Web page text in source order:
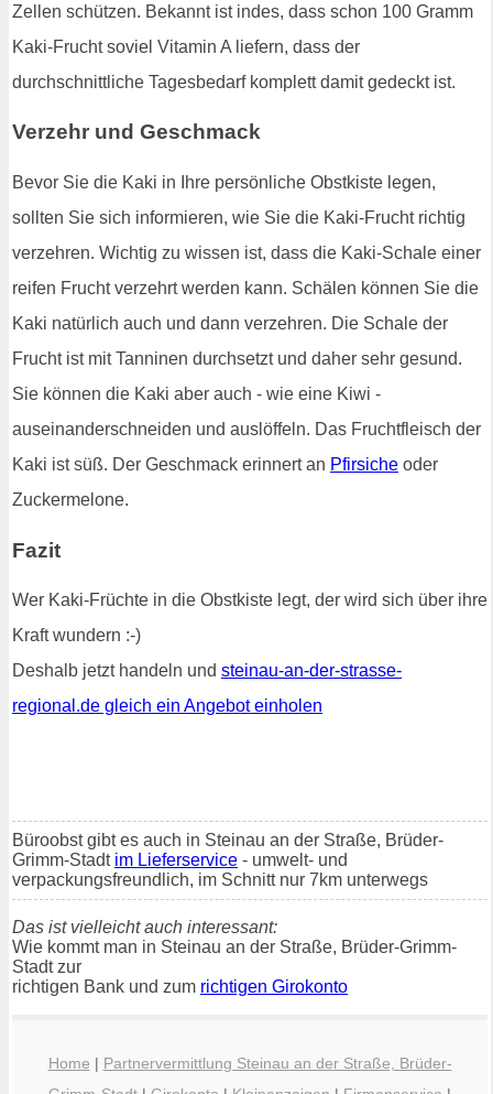
Zellen schützen. Bekannt ist indes, dass schon 100 Gramm
Kaki-Frucht soviel Vitamin A liefern, dass der
durchschnittliche Tagesbedarf komplett damit gedeckt ist.
Verzehr und Geschmack
Bevor Sie die Kaki in Ihre persönliche Obstkiste legen,
sollten Sie sich informieren, wie Sie die Kaki-Frucht richtig
verzehren. Wichtig zu wissen ist, dass die Kaki-Schale einer
reifen Frucht verzehrt werden kann. Schälen können Sie die
Kaki natürlich auch und dann verzehren. Die Schale der
Frucht ist mit Tanninen durchsetzt und daher sehr gesund.
Sie können die Kaki aber auch - wie eine Kiwi -
auseinanderschneiden und auslöffeln. Das Fruchtfleisch der
Kaki ist süß. Der Geschmack erinnert an Pfirsiche oder
Zuckermelone.
Fazit
Wer Kaki-Früchte in die Obstkiste legt, der wird sich über ihre
Kraft wundern :-)
Deshalb jetzt handeln und steinau-an-der-strasse-
regional.de gleich ein Angebot einholen
Büroobst gibt es auch in Steinau an der Straße, Brüder-
Grimm-Stadt im Lieferservice - umwelt- und
verpackungsfreundlich, im Schnitt nur 7km unterwegs
Das ist vielleicht auch interessant:
Wie kommt man in Steinau an der Straße, Brüder-Grimm-
Stadt zur
richtigen Bank und zum richtigen Girokonto
Home | Partnervermittlung Steinau an der Straße, Brüder-